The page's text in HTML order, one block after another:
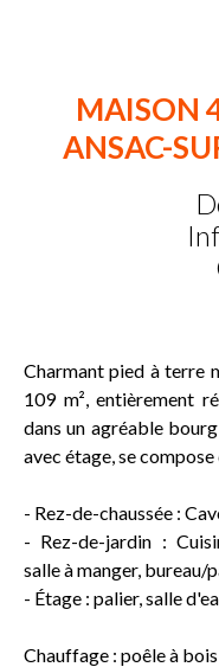
MAISON
ANSAC-
Charmant pied à terre
109 m², entièrement
dans un agréable
avec étage, se compose
- Rez-de-chaussée :
- Rez-de-jardin :
salle à manger, bureau/
- Étage : palier, salle
Chauffage : poêle à